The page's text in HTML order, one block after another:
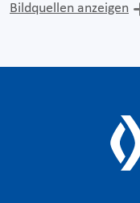
Bildquellen anzeigen